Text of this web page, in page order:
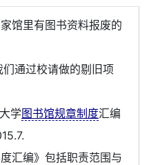
馆里有图书资料报废的
通过校请做的剔旧项
学图书馆规章制度汇编
汇编》包括职责范围与